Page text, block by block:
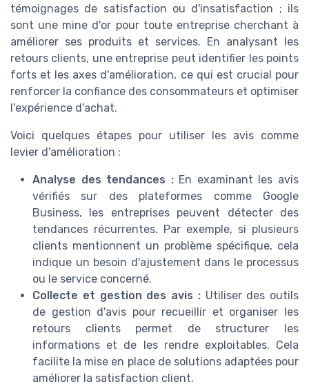
témoignages de satisfaction ou d'insatisfaction ; ils
sont une mine d'or pour toute entreprise cherchant à
améliorer ses produits et services. En analysant les
retours clients, une entreprise peut identifier les points
forts et les axes d'amélioration, ce qui est crucial pour
renforcer la confiance des consommateurs et optimiser
l'expérience d'achat.
Voici quelques étapes pour utiliser les avis comme
levier d'amélioration :
Analyse des tendances :En examinant les avis
vérifiés sur des plateformes comme Google
Business, les entreprises peuvent détecter des
tendances récurrentes. Par exemple, si plusieurs
clients mentionnent un problème spécifique, cela
indique un besoin d'ajustement dans le processus
ou le service concerné.
Collecte et gestion des avis :Utiliser des outils
de gestion d'avis pour recueillir et organiser les
retours clients permet de structurer les
informations et de les rendre exploitables. Cela
facilite la mise en place de solutions adaptées pour
améliorer la satisfaction client.